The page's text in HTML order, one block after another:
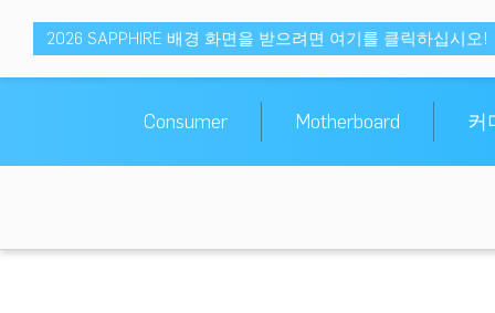
2026 SAPPHIRE 배경 화면을 받으려면 여기를 클릭하십시오!
Consumer Motherboard 커